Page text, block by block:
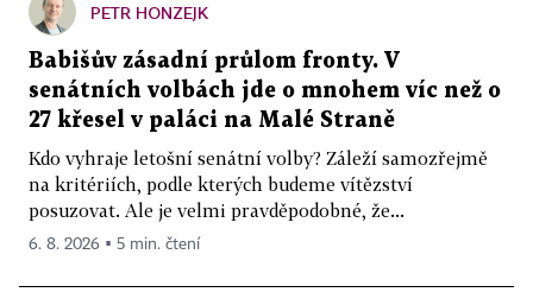
PETR HONZEJK
Babišův zásadní průlom fronty. V
senátních volbách jde o mnohem víc než o
27 křesel v paláci na Malé Straně
Kdo vyhraje letošní senátní volby? Záleží samozřejmě
na kritériích, podle kterých budeme vítězství
posuzovat. Ale je velmi pravděpodobné, že...
6. 8. 2026 ▪ 5 min. čtení